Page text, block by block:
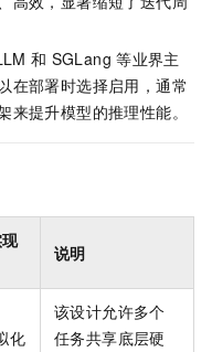
和 SGLang 等业界主
在部署时选择启用，通常
提升模型的推理性能。
说明
化
该设计允许多个
任务共享底层硬